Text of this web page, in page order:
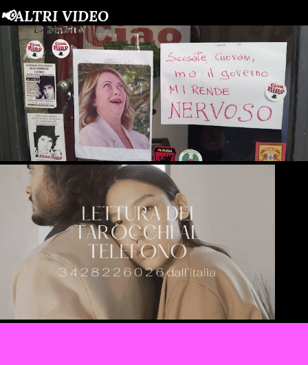
📢ALTRI VIDEO